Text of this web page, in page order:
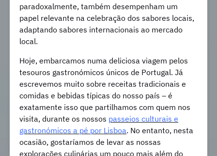
paradoxalmente, também desempenham um
papel relevante na celebração dos sabores locais,
adaptando sabores internacionais ao mercado
local.
Hoje, embarcamos numa deliciosa viagem pelos
tesouros gastronómicos únicos de Portugal. Já
escrevemos muito sobre receitas tradicionais e
comidas e bebidas típicas do nosso país – é
exatamente isso que partilhamos com quem nos
visita, durante os nossos passeios culturais e
gastronómicos a pé por Lisboa. No entanto, nesta
ocasião, gostaríamos de levar as nossas
explorações culinárias um pouco mais além do